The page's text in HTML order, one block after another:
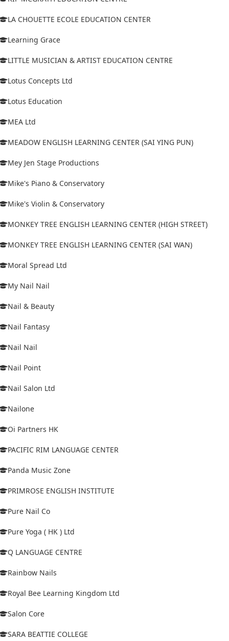
LA CHOUETTE ECOLE EDUCATION CENTER
Learning Grace
LITTLE MUSICIAN & ARTIST EDUCATION CENTRE
Lotus Concepts Ltd
Lotus Education
MEA Ltd
MEADOW ENGLISH LEARNING CENTER (SAI YING PUN)
Mey Jen Stage Productions
Mike's Piano & Conservatory
Mike's Violin & Conservatory
MONKEY TREE ENGLISH LEARNING CENTER (HIGH STREET)
MONKEY TREE ENGLISH LEARNING CENTER (SAI WAN)
Moral Spread Ltd
My Nail Nail
Nail & Beauty
Nail Fantasy
Nail Nail
Nail Point
Nail Salon Ltd
Nailone
Oi Partners HK
PACIFIC RIM LANGUAGE CENTER
Panda Music Zone
PRIMROSE ENGLISH INSTITUTE
Pure Nail Co
Pure Yoga ( HK ) Ltd
Q LANGUAGE CENTRE
Rainbow Nails
Royal Bee Learning Kingdom Ltd
Salon Core
SARA BEATTIE COLLEGE